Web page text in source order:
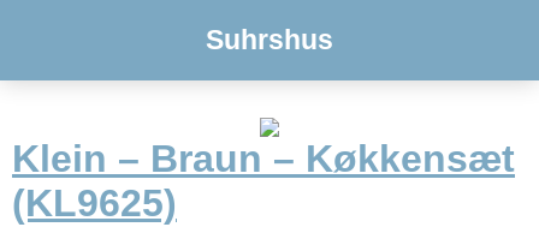
Suhrshus
Klein – Braun – Køkkensæt
(KL9625)